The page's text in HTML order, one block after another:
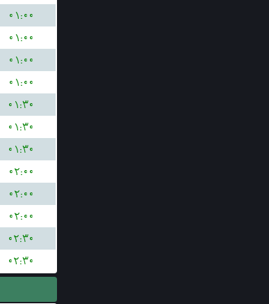
۰۱:۰۰
۰۱:۰۰
۰۱:۰۰
۰۱:۰۰
۰۱:۳۰
۰۱:۳۰
۰۱:۳۰
۰۲:۰۰
۰۲:۰۰
۰۲:۰۰
۰۲:۳۰
۰۲:۳۰